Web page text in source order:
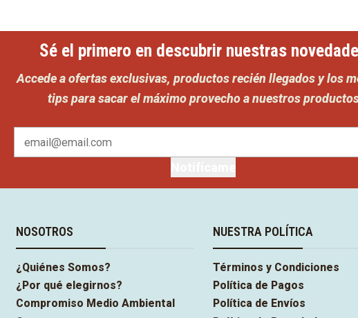
Sé el primero en descubrir nuestras
Accede a ofertas exclusivas, productos recién llegados y los
tips para sacar el máximo provecho a nuestros
NOSOTROS
¿Quiénes Somos?
¿Por qué elegirnos?
Compromiso Medio Ambiental
NUESTRA POLÍTICA
Términos y Condiciones
Política de Pagos
Política de Envíos